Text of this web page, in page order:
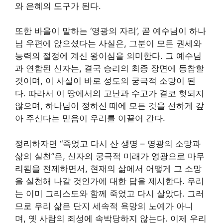
와 은혜의 도구가 된다.
또한 바울이 말하는 ‘영광의 자리’, 곧 예수님이 하나
님 우편에 앉으셨다는 사실은, 그분이 모든 권세와
능력의 절정에 계신 왕이심을 의미한다. 그 예수님
과 연합된 신자는, 결국 승리의 최종 장면에 동참할
것이며, 이 사실이 바로 성도의 궁극적 소망이 된
다. 따라서 이 땅에서의 고난과 수고가 결코 헛되지
않으며, 하나님이 정하신 때에 모든 것을 선하게 갚
아 주신다는 믿음이 우리를 이끌어 간다.
정리하자면 “죽었고 다시 산 생명 – 영광의 소망과
삶의 실천”은, 신자의 궁극적 미래가 영광으로 마무
리됨을 전제하면서, 현재의 삶에서 어떻게 그 소망
을 실천해 나갈 것인가에 대한 답을 제시한다. 우리
는 이미 그리스도와 함께 죽었고 다시 살았다. 그러
므로 우리 삶은 단지 세속적 욕망의 노예가 아니
며, 옛 사람의 죄성에 속박당하지 않는다. 이제 우리